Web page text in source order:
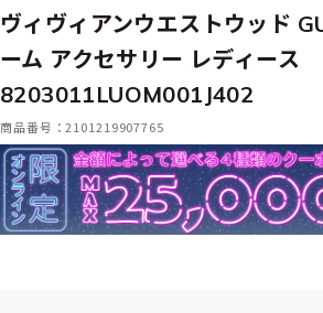
ヴィヴィアンウエストウッド
ーム アクセサリー レディース
8203011LUOM001J402
商品番号：2101219907765